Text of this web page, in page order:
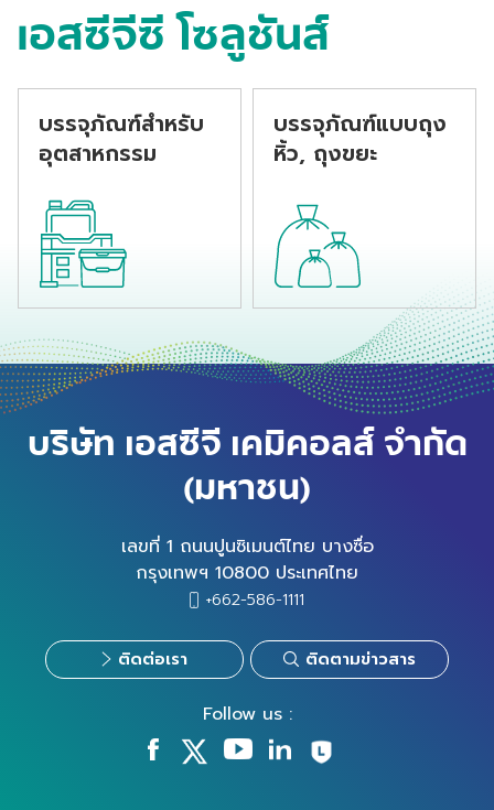
ผลผลิตสูงและสมบัติ
เชิงกลที่ดี
เอสซีจีซี โซลูชันส์
บรรจุภัณฑ์สำหรับ
อุตสาหกรรม
บรรจุภัณฑ์แบบถุง
หิ้ว, ถุงขยะ
บริษัท เอสซีจี เคมิคอลส์ จำกัด
(มหาชน)
เลขที่ 1 ถนนปูนซิเมนต์ไทย บางซื่อ
กรุงเทพฯ 10800 ประเทศไทย
+662-586-1111
ติดต่อเรา ติดตามข่าวสาร
Follow us :